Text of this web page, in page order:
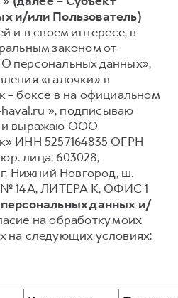
DARGO X
от 3 499 000 ₽
F7X
от 3 599 000 ₽
КЛИЕНТАМ
дороге»
обслуживания
GWM
и/или Пользователь)
и в своем интересе, в
законом от
персональных данных»,
«галочки» в
– боксе в на официальном
», подписываю
и выражаю ООО
ИНН 5257164835 ОГРН
юр. лица: 603028,
Нижний Новгород, ш.
14А, ЛИТЕРА К, ОФИС 1
данных и/
на обработку моих
на следующих условиях: